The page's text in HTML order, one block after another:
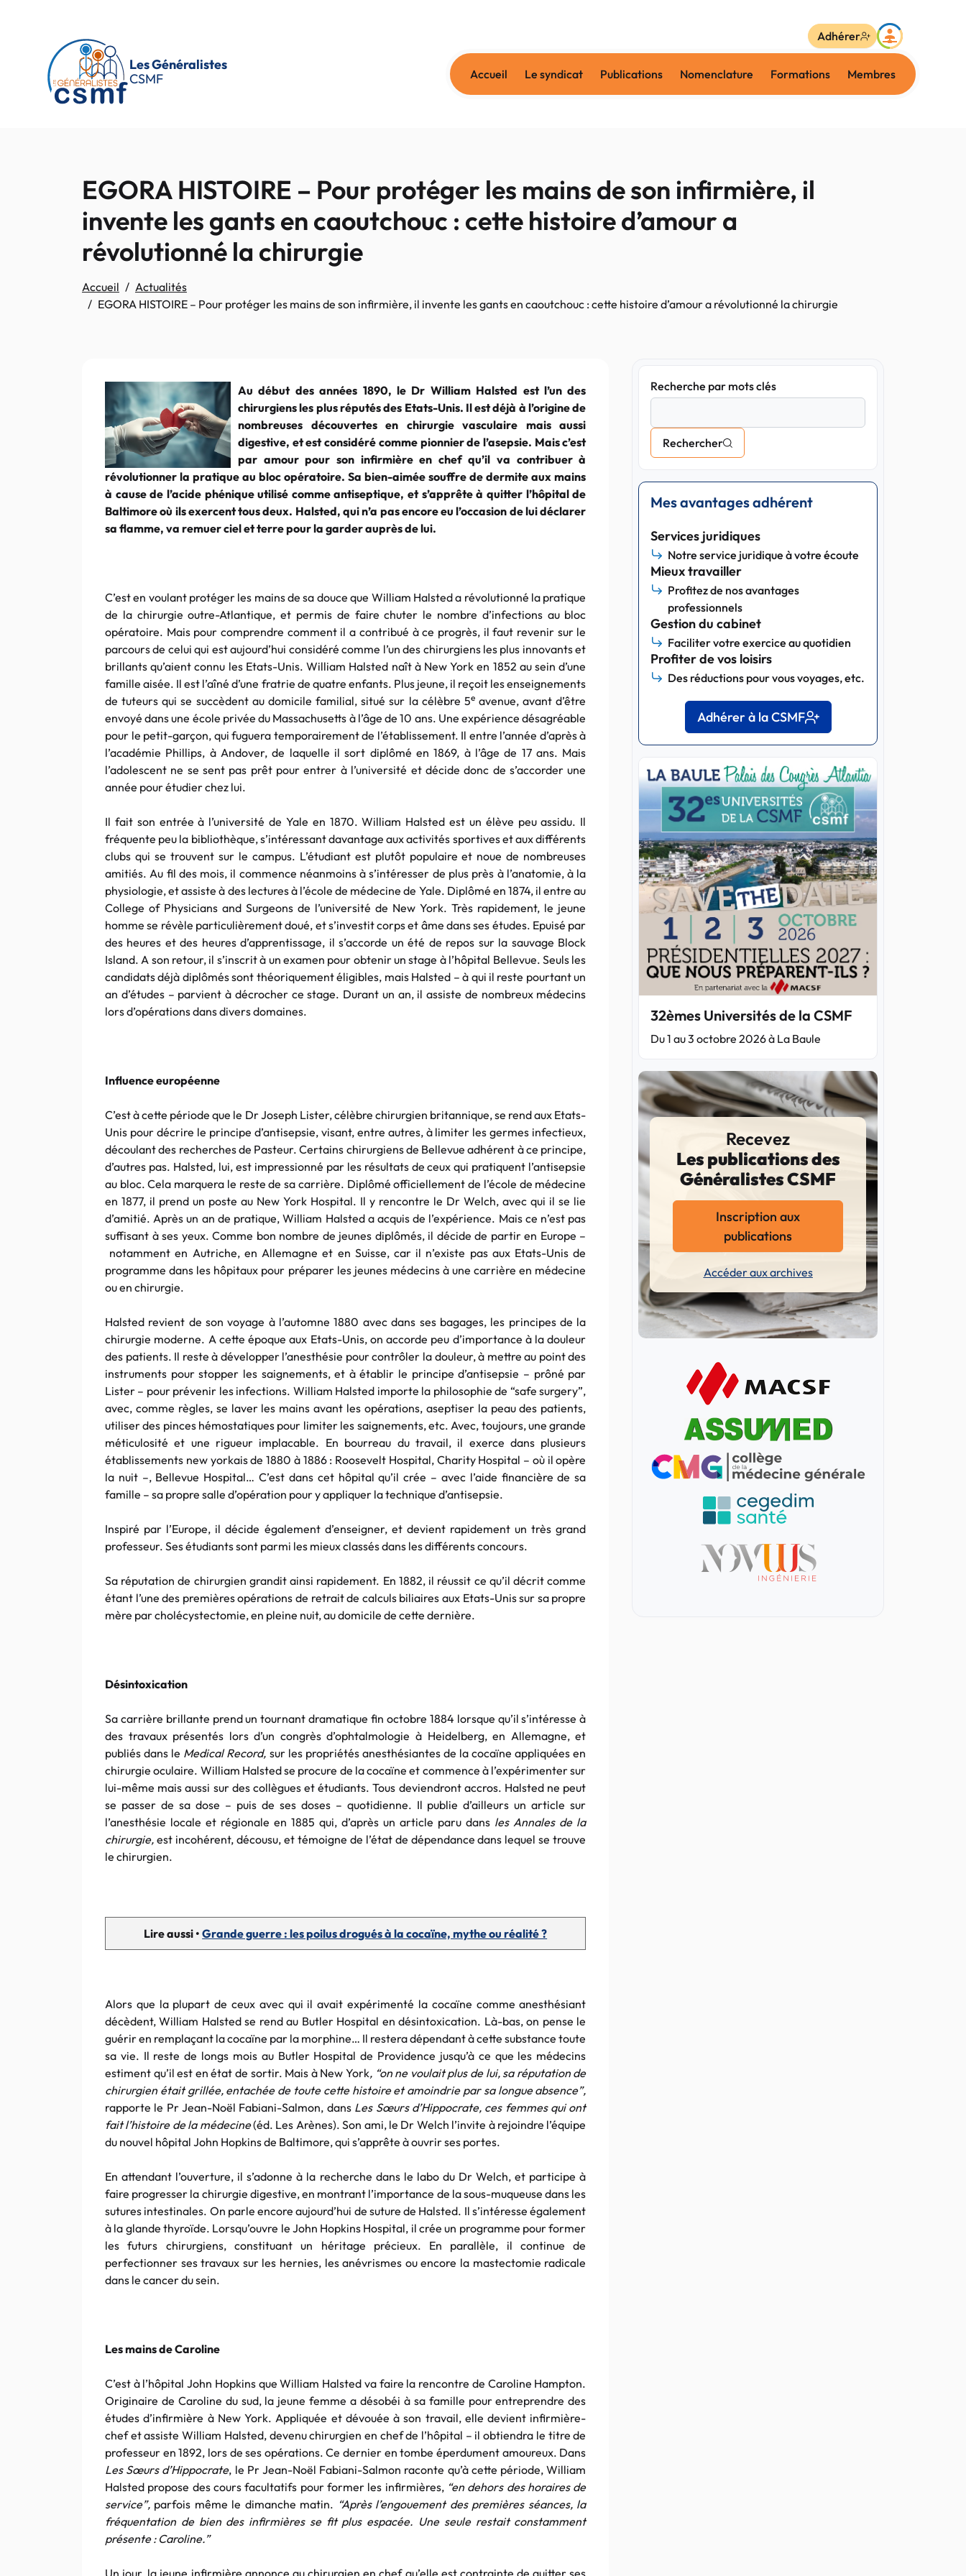
Les Généralistes
CSMF
Accueil Le syndicat Publications Nomenclature Formations Membres
Adhérer
EGORA HISTOIRE – Pour protéger les mains de son infirmière, il
invente les gants en caoutchouc : cette histoire d’amour a
révolutionné la chirurgie
Accueil
Actualités
EGORA HISTOIRE – Pour protéger les mains de son infirmière, il invente les gants en caoutchouc : cette histoire d’amour a révolutionné la chirurgie
Au début des années 1890, le Dr William Halsted est l’un des
chirurgiens les plus réputés des Etats-Unis. Il est déjà à l’origine de
nombreuses découvertes en chirurgie vasculaire mais aussi
digestive, et est considéré comme pionnier de l’asepsie. Mais c’est
par amour pour son infirmière en chef qu’il va contribuer à
révolutionner la pratique au bloc opératoire. Sa bien-aimée souffre de dermite aux mains
à cause de l’acide phénique utilisé comme antiseptique, et s’apprête à quitter l’hôpital de
Baltimore où ils exercent tous deux. Halsted, qui n’a pas encore eu l’occasion de lui déclarer
sa flamme, va remuer ciel et terre pour la garder auprès de lui.
C’est en voulant protéger les mains de sa douce que William Halsted a révolutionné la pratique
de la chirurgie outre-Atlantique, et permis de faire chuter le nombre d’infections au bloc
opératoire. Mais pour comprendre comment il a contribué à ce progrès, il faut revenir sur le
parcours de celui qui est aujourd’hui considéré comme l’un des chirurgiens les plus innovants et
brillants qu’aient connu les Etats-Unis. William Halsted naît à New York en 1852 au sein d’une
famille aisée. Il est l’aîné d’une fratrie de quatre enfants. Plus jeune, il reçoit les enseignements
de tuteurs qui se succèdent au domicile familial, situé sur la célèbre 5eavenue, avant d’être
envoyé dans une école privée du Massachusetts à l’âge de 10 ans. Une expérience désagréable
pour le petit-garçon, qui fuguera temporairement de l’établissement. Il entre l’année d’après à
l’académie Phillips, à Andover, de laquelle il sort diplômé en 1869, à l’âge de 17 ans. Mais
l’adolescent ne se sent pas prêt pour entrer à l’université et décide donc de s’accorder une
année pour étudier chez lui.
Il fait son entrée à l’université de Yale en 1870. William Halsted est un élève peu assidu. Il
fréquente peu la bibliothèque, s’intéressant davantage aux activités sportives et aux différents
clubs qui se trouvent sur le campus. L’étudiant est plutôt populaire et noue de nombreuses
amitiés. Au fil des mois, il commence néanmoins à s’intéresser de plus près à l’anatomie, à la
physiologie, et assiste à des lectures à l’école de médecine de Yale. Diplômé en 1874, il entre au
College of Physicians and Surgeons de l’université de New York. Très rapidement, le jeune
homme se révèle particulièrement doué, et s’investit corps et âme dans ses études. Epuisé par
des heures et des heures d’apprentissage, il s’accorde un été de repos sur la sauvage Block
Island. A son retour, il s’inscrit à un examen pour obtenir un stage à l’hôpital Bellevue. Seuls les
candidats déjà diplômés sont théoriquement éligibles, mais Halsted – à qui il reste pourtant un
an d’études – parvient à décrocher ce stage. Durant un an, il assiste de nombreux médecins
lors d’opérations dans divers domaines.
Influence européenne
C’est à cette période que le Dr Joseph Lister, célèbre chirurgien britannique, se rend aux Etats-
Unis pour décrire le principe d’antisepsie, visant, entre autres, à limiter les germes infectieux,
découlant des recherches de Pasteur. Certains chirurgiens de Bellevue adhérent à ce principe,
d’autres pas. Halsted, lui, est impressionné par les résultats de ceux qui pratiquent l’antisepsie
au bloc. Cela marquera le reste de sa carrière. Diplômé officiellement de l’école de médecine
en 1877, il prend un poste au New York Hospital. Il y rencontre le Dr Welch, avec qui il se lie
d’amitié. Après un an de pratique, William Halsted a acquis de l’expérience. Mais ce n’est pas
suffisant à ses yeux. Comme bon nombre de jeunes diplômés, il décide de partir en Europe –
notamment en Autriche, en Allemagne et en Suisse, car il n’existe pas aux Etats-Unis de
programme dans les hôpitaux pour préparer les jeunes médecins à une carrière en médecine
ou en chirurgie.
Halsted revient de son voyage à l’automne 1880 avec dans ses bagages, les principes de la
chirurgie moderne. A cette époque aux Etats-Unis, on accorde peu d’importance à la douleur
des patients. Il reste à développer l’anesthésie pour contrôler la douleur, à mettre au point des
instruments pour stopper les saignements, et à établir le principe d’antisepsie – prôné par
Lister – pour prévenir les infections. William Halsted importe la philosophie de “safe surgery”,
avec, comme règles, se laver les mains avant les opérations, aseptiser la peau des patients,
utiliser des pinces hémostatiques pour limiter les saignements, etc. Avec, toujours, une grande
méticulosité et une rigueur implacable. En bourreau du travail, il exerce dans plusieurs
établissements new yorkais de 1880 à 1886 : Roosevelt Hospital, Charity Hospital – où il opère
la nuit –, Bellevue Hospital… C’est dans cet hôpital qu’il crée – avec l’aide financière de sa
famille – sa propre salle d’opération pour y appliquer la technique d’antisepsie.
Inspiré par l’Europe, il décide également d’enseigner, et devient rapidement un très grand
professeur. Ses étudiants sont parmi les mieux classés dans les différents concours.
Sa réputation de chirurgien grandit ainsi rapidement. En 1882, il réussit ce qu’il décrit comme
étant l’une des premières opérations de retrait de calculs biliaires aux Etats-Unis sur sa propre
mère par cholécystectomie, en pleine nuit, au domicile de cette dernière.
Désintoxication
Sa carrière brillante prend un tournant dramatique fin octobre 1884 lorsque qu’il s’intéresse à
des travaux présentés lors d’un congrès d’ophtalmologie à Heidelberg, en Allemagne, et
publiés dans le Medical Record, sur les propriétés anesthésiantes de la cocaïne appliquées en
chirurgie oculaire. William Halsted se procure de la cocaïne et commence à l’expérimenter sur
lui-même mais aussi sur des collègues et étudiants. Tous deviendront accros. Halsted ne peut
se passer de sa dose – puis de ses doses – quotidienne. Il publie d’ailleurs un article sur
l’anesthésie locale et régionale en 1885 qui, d’après un article paru dans les Annales de la
chirurgie, est incohérent, décousu, et témoigne de l’état de dépendance dans lequel se trouve
le chirurgien.
Lire aussi •Grande guerre : les poilus drogués à la cocaïne, mythe ou réalité ?
Alors que la plupart de ceux avec qui il avait expérimenté la cocaïne comme anesthésiant
décèdent, William Halsted se rend au Butler Hospital en désintoxication. Là-bas, on pense le
guérir en remplaçant la cocaïne par la morphine… Il restera dépendant à cette substance toute
sa vie. Il reste de longs mois au Butler Hospital de Providence jusqu’à ce que les médecins
estiment qu’il est en état de sortir. Mais à New York, “on ne voulait plus de lui, sa réputation de
chirurgien était grillée, entachée de toute cette histoire et amoindrie par sa longue absence”,
rapporte le Pr Jean-Noël Fabiani-Salmon, dans Les Sœurs d’Hippocrate, ces femmes qui ont
fait l’histoire de la médecine(éd. Les Arènes). Son ami, le Dr Welch l’invite à rejoindre l’équipe
du nouvel hôpital John Hopkins de Baltimore, qui s’apprête à ouvrir ses portes.
En attendant l’ouverture, il s’adonne à la recherche dans le labo du Dr Welch, et participe à
faire progresser la chirurgie digestive, en montrant l’importance de la sous-muqueuse dans les
sutures intestinales. On parle encore aujourd’hui de suture de Halsted. Il s’intéresse également
à la glande thyroïde. Lorsqu’ouvre le John Hopkins Hospital, il crée un programme pour former
les futurs chirurgiens, constituant un héritage précieux. En parallèle, il continue de
perfectionner ses travaux sur les hernies, les anévrismes ou encore la mastectomie radicale
dans le cancer du sein.
Les mains de Caroline
C’est à l’hôpital John Hopkins que William Halsted va faire la rencontre de Caroline Hampton.
Originaire de Caroline du sud, la jeune femme a désobéi à sa famille pour entreprendre des
études d’infirmière à New York. Appliquée et dévouée à son travail, elle devient infirmière-
chef et assiste William Halsted, devenu chirurgien en chef de l’hôpital – il obtiendra le titre de
professeur en 1892, lors de ses opérations. Ce dernier en tombe éperdument amoureux. Dans
Les Sœurs d’Hippocrate, le Pr Jean-Noël Fabiani-Salmon raconte qu’à cette période, William
Halsted propose des cours facultatifs pour former les infirmières,“en dehors des horaires de
service”, parfois même le dimanche matin. “Après l’engouement des premières séances, la
fréquentation de bien des infirmières se fit plus espacée. Une seule restait constamment
présente : Caroline.”
Un jour, la jeune infirmière annonce au chirurgien en chef qu’elle est contrainte de quitter ses
Recherche par mots clés
Rechercher
Mes avantages adhérent
Services juridiques
Notre service juridique à votre écoute
Mieux travailler
Profitez de nos avantages
professionnels
Gestion du cabinet
Faciliter votre exercice au quotidien
Profiter de vos loisirs
Des réductions pour vous voyages, etc.
Adhérer à la CSMF
32èmes Universités de la CSMF
Du 1 au 3 octobre 2026 à La Baule
Recevez
Les publications des
Généralistes CSMF
Inscription aux
publications
Accéder aux archives